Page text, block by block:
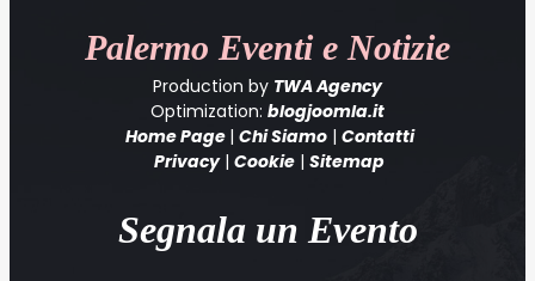
Palermo Eventi e Notizie
Production by TWA Agency
Optimization: blogjoomla.it
Home Page | Chi Siamo| Contatti
Privacy| Cookie | Sitemap
Segnala un Evento